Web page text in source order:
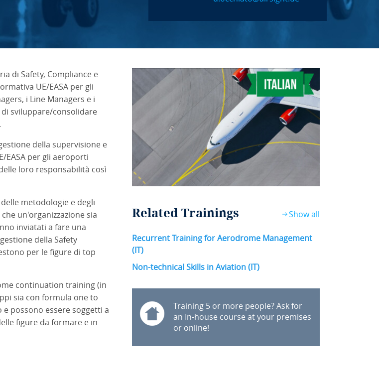
di Safety, Compliance e
UE/EASA per gli
i Line Managers e i
sviluppare/consolidare
della supervisione e
EASA per gli aeroporti
loro responsabilità così
metodologie e degli
un'organizzazione sia
inviatati a fare una
della Safety
per le figure di top
continuation training (in
sia con formula one to
possono essere soggetti a
figure da formare e in
Related Trainings Show all
Recurrent Training for Aerodrome Management
(IT)
Non-technical Skills in Aviation (IT)
Training 5 or more people? Ask for
an In-house course at your premises
or online!